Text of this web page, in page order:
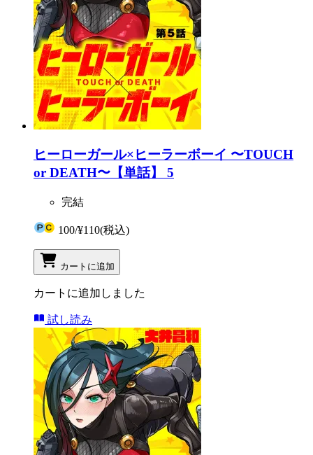
ヒーローガール×ヒーラーボーイ 〜TOUCH
or DEATH〜【単話】 5
完結
100/¥110(税込)
カートに追加
カートに追加しました
試し読み